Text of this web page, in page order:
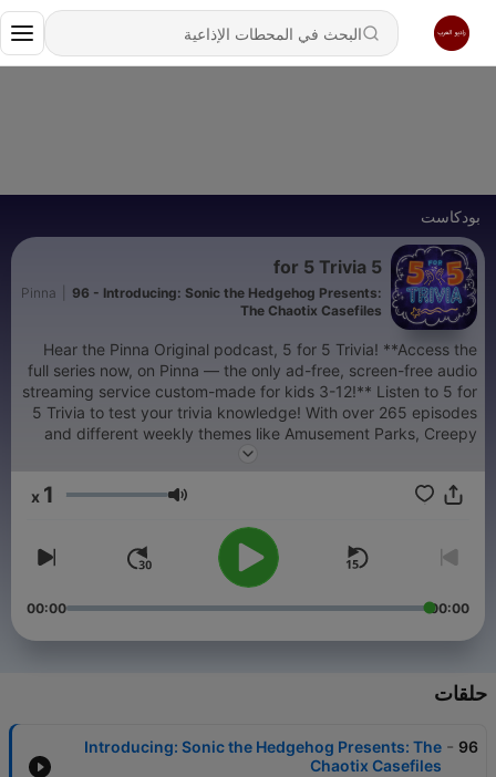
بودكاست
5 for 5 Trivia
Pinna
96 - Introducing: Sonic the Hedgehog Presents:
The Chaotix Casefiles
Hear the Pinna Original podcast, 5 for 5 Trivia! **Access the
full series now, on Pinna — the only ad-free, screen-free audio
streaming service custom-made for kids 3-12!** Listen to 5 for
5 Trivia to test your trivia knowledge! With over 265 episodes
and different weekly themes like Amusement Parks, Creepy
Animals, Video Games, the Universe, and a whole lot more, you
to see if you can get 5 out or 5 questions right and give
award winner, this fast-paced trivia podcast is perfect for kids
ages 6-12. Listen to this show and many more at pinna.fm.
مستوى الصوت 1
00:00
00:00
حلقات
96
-
Introducing: Sonic the Hedgehog Presents: The
Chaotix Casefiles